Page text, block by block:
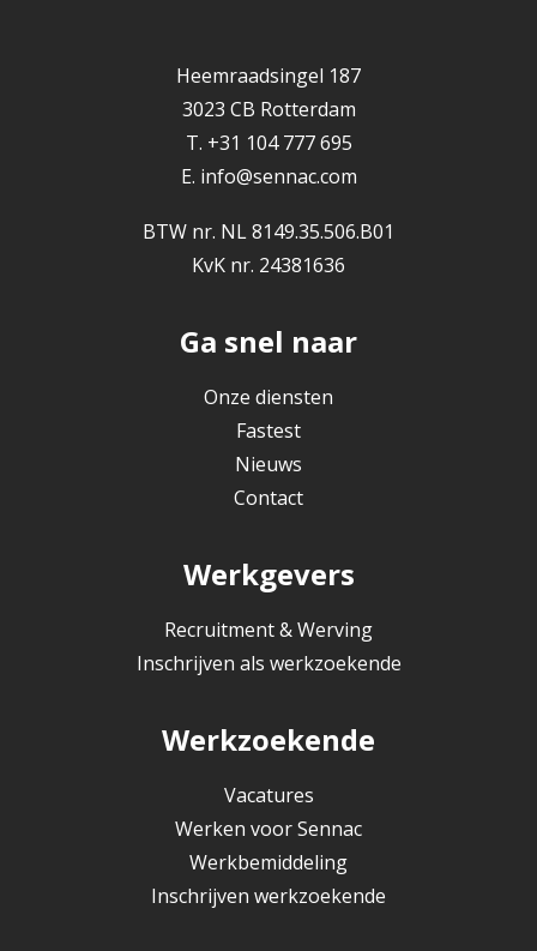
Heemraadsingel 187
3023 CB Rotterdam
T. +31 104 777 695
E. info@sennac.com
BTW nr. NL 8149.35.506.B01
KvK nr. 24381636
Ga snel naar
Onze diensten
Fastest
Nieuws
Contact
Werkgevers
Recruitment & Werving
Inschrijven als werkzoekende
Werkzoekende
Vacatures
Werken voor Sennac
Werkbemiddeling
Inschrijven werkzoekende